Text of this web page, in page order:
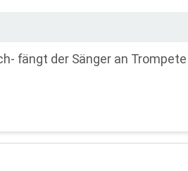
fängt der Sänger an